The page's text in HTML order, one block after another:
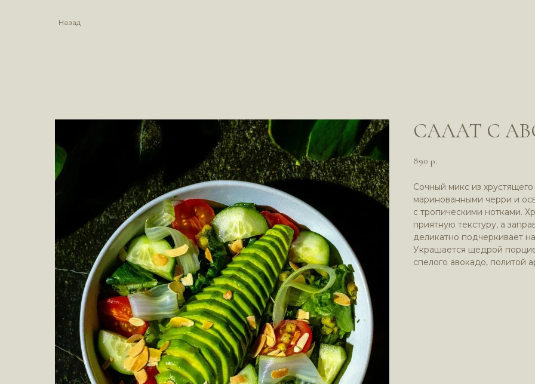
Назад
САЛАТ С
890 р.
Cочный микс из
маринованными черри и
с тропическими нотками.
приятную текстуру, а
деликатно подчеркивает
Украшается щедрой
спелого авокадо, политой